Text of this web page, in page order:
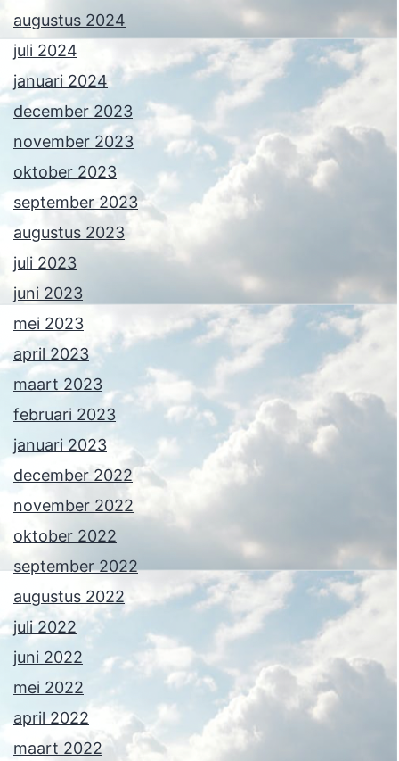
augustus 2024
juli 2024
januari 2024
december 2023
november 2023
oktober 2023
september 2023
augustus 2023
juli 2023
juni 2023
mei 2023
april 2023
maart 2023
februari 2023
januari 2023
december 2022
november 2022
oktober 2022
september 2022
augustus 2022
juli 2022
juni 2022
mei 2022
april 2022
maart 2022